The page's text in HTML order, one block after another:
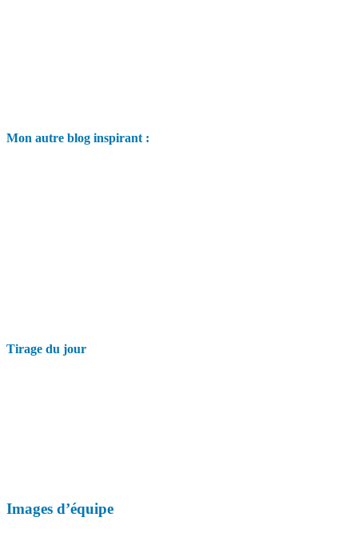
Mon autre blog inspirant :
Tirage du jour
Images d’équipe